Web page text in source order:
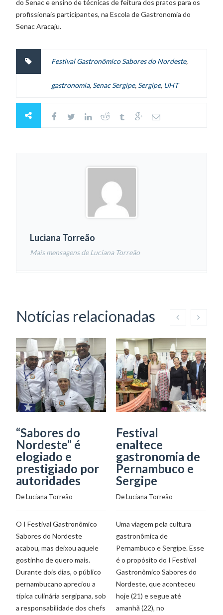
do Senac e ensino de técnicas de feitura dos pratos para os
profissionais participantes, na Escola de Gastronomia do
Senac Aracaju.
Festival Gastronômico Sabores do Nordeste,
gastronomia, Senac Sergipe, Sergipe, UHT
Luciana Torreão
Mais mensagens de Luciana Torreão
Notícias relacionadas
“Sabores do
Nordeste” é
elogiado e
prestigiado por
autoridades
De Luciana Torreão
O I Festival Gastronômico
Sabores do Nordeste
acabou, mas deixou aquele
gostinho de quero mais.
Durante dois dias, o público
pernambucano apreciou a
típica culinária sergipana, sob
a responsabilidade dos chefs
Festival
enaltece
gastronomia de
Pernambuco e
Sergipe
De Luciana Torreão
Uma viagem pela cultura
gastronômica de
Pernambuco e Sergipe. Esse
é o propósito do I Festival
Gastronômico Sabores do
Nordeste, que aconteceu
hoje (21) e segue até
amanhã (22), no